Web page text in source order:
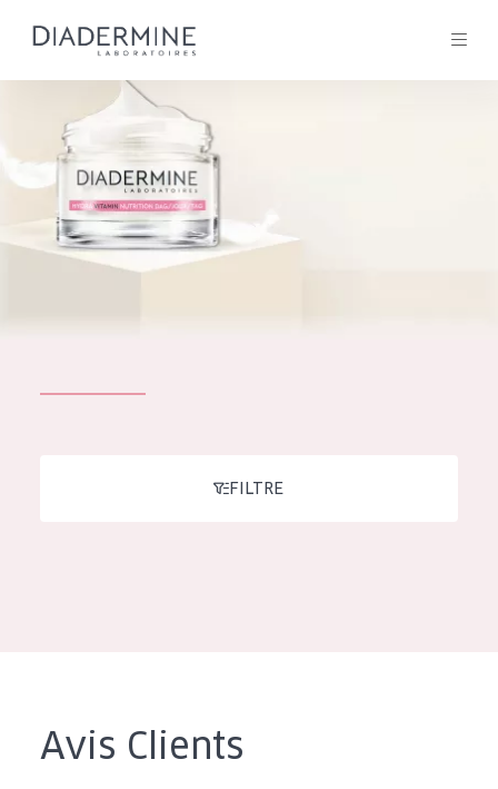
SOLUTIONS POUR LA PEAU
TYPE DE PRODUIT
TOUS LES PRODUIT
Tous les Produit
ACCUEIL
Composition
À propos
FILTRE
Avis Clients